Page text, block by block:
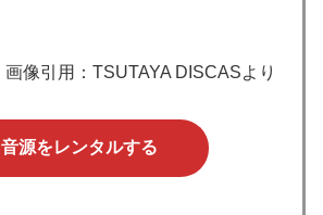
画像引用：TSUTAYA DISCASより
音源をレンタルする